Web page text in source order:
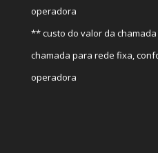
operadora
** custo do valor da
chamada para rede fixa,
operadora